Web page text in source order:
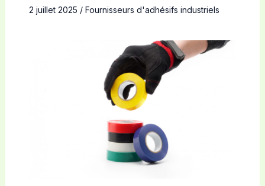
2 juillet 2025 / Fournisseurs d'adhésifs industriels